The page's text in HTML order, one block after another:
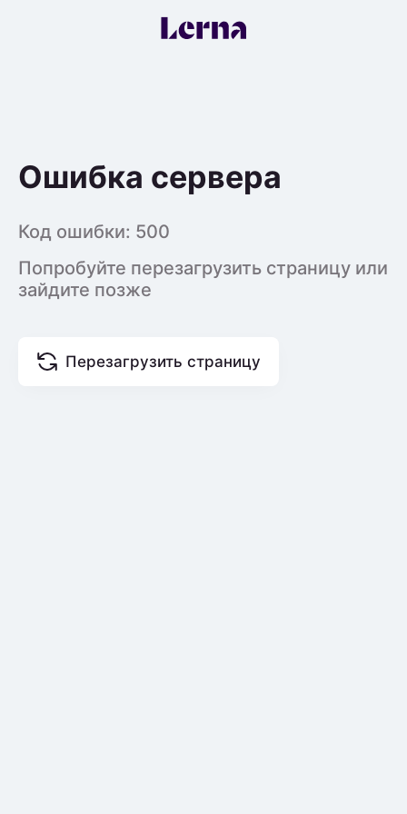
Ошибка сервера
Код ошибки: 500
Попробуйте перезагрузить страницу или
зайдите позже
Перезагрузить страницу